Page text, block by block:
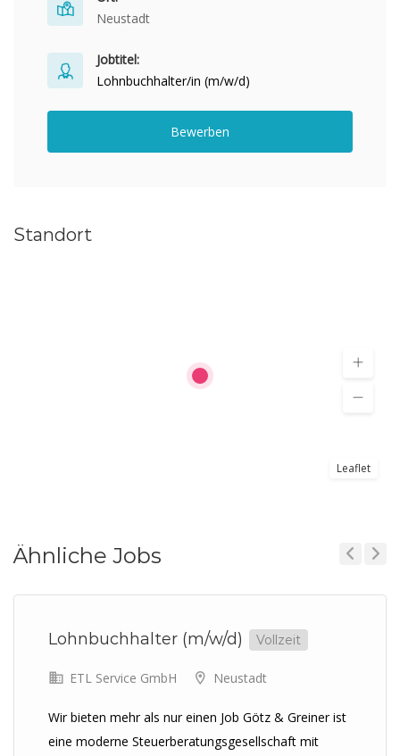
Neustadt
Jobtitel:
Lohnbuchhalter/in (m/w/d)
Bewerben
Standort
Leaflet
Ähnliche Jobs
Lohnbuchhalter (m/w/d) Vollzeit
ETL Service GmbH Neustadt
Wir bieten mehr als nur einen Job Götz & Greiner ist
eine moderne Steuerberatungsgesellschaft mit